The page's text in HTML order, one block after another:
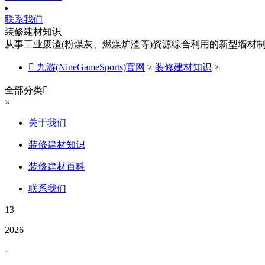
联系我们
装修建材知识
从事工业废渣(粉煤灰、燃煤炉渣等)资源综合利用的新型墙材
 九游(NineGameSports)官网 > 装修建材知识 >
全部分类
×
关于我们
装修建材知识
装修建材百科
联系我们
13
2026
-